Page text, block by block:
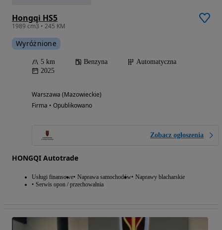
Hongqi HS5
1989 cm3 • 245 KM
Wyróżnione
5 km Benzyna
Automatyczna
2025
Warszawa (Mazowieckie)
Firma • Opublikowano
Zobacz ogłoszenia
HONGQI Autotrade
Usługi finansowe Naprawa samochodów Naprawy blacharskie
Serwis opon / przechowalnia